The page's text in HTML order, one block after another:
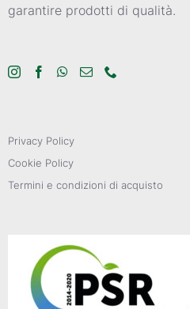
garantire prodotti di qualità.
Privacy Policy
Cookie Policy
Termini e condizioni di acquisto